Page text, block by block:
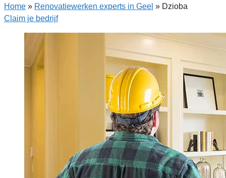
Home » Renovatiewerken experts in Geel » Dzioba
Claim je bedrijf